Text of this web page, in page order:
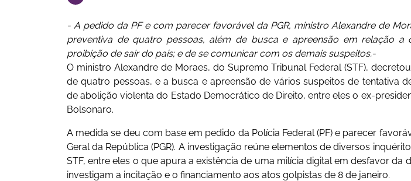
- A pedido da PF e com parecer favorável da PGR, ministro Alexandre de
preventiva de quatro pessoas, além de busca e apreensão em relação a
proibição de sair do país; e de se comunicar com os demais suspeitos.-
O ministro Alexandre de Moraes, do Supremo Tribunal Federal (STF),
de quatro pessoas, e a busca e apreensão de vários suspeitos de tentativa
de abolição violenta do Estado Democrático de Direito, entre eles o ex-
Bolsonaro.
A medida se deu com base em pedido da Polícia Federal (PF) e parecer
Geral da República (PGR). A investigação reúne elementos de diversos
STF, entre eles o que apura a existência de uma milícia digital em desfavor da
investigam a incitação e o financiamento aos atos golpistas de 8 de janeiro.